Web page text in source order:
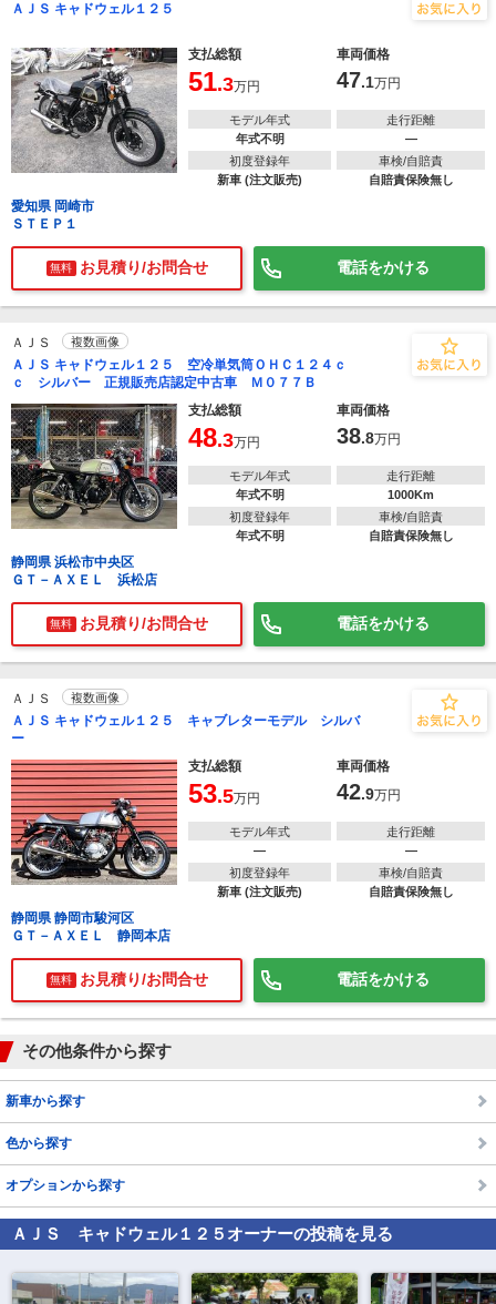
ＡＪＳ キャドウェル１２５
支払総額 車両価格
51.3万円 47.1万円
モデル年式
年式不明
走行距離
―
初度登録年
新車 (注文販売)
車検/自賠責
自賠責保険無し
愛知県 岡崎市
ＳＴＥＰ１
無料 お見積り/お問合せ 電話をかける
ＡＪＳ 複数画像
ＡＪＳ キャドウェル１２５ 空冷単気筒ＯＨＣ１２４ｃ
ｃ シルバー 正規販売店認定中古車 Ｍ０７７Ｂ
支払総額
車両価格
48.3万円 38.8万円
モデル年式
年式不明
走行距離
1000Km
初度登録年
年式不明
車検/自賠責
自賠責保険無し
静岡県 浜松市中央区
ＧＴ－ＡＸＥＬ 浜松店
無料 お見積り/お問合せ 電話をかける
ＡＪＳ 複数画像
ＡＪＳ キャドウェル１２５ キャブレターモデル シルバ
ー
支払総額
車両価格
53.5万円 42.9万円
モデル年式
―
走行距離
―
初度登録年
新車 (注文販売)
車検/自賠責
自賠責保険無し
静岡県 静岡市駿河区
ＧＴ－ＡＸＥＬ 静岡本店
無料 お見積り/お問合せ 電話をかける
その他条件から探す
新車から探す
色から探す
オプションから探す
ＡＪＳ キャドウェル１２５ オーナーの投稿を見る
で相場をチェック！
車種選択するだけ、かんたん相場検索